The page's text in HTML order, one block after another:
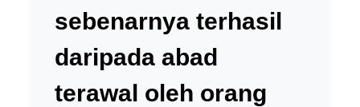
sebenarnya terhasil
daripada abad
terawal oleh orang